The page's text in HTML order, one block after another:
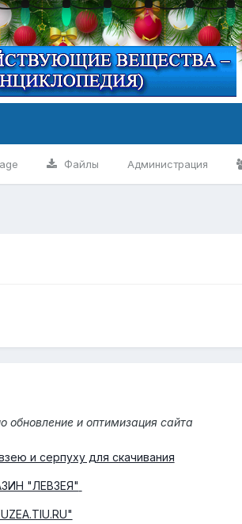
Файлы Администрация
обновление и оптимизация сайта
и серпуху для скачивания
"ЛЕВЗЕЯ"